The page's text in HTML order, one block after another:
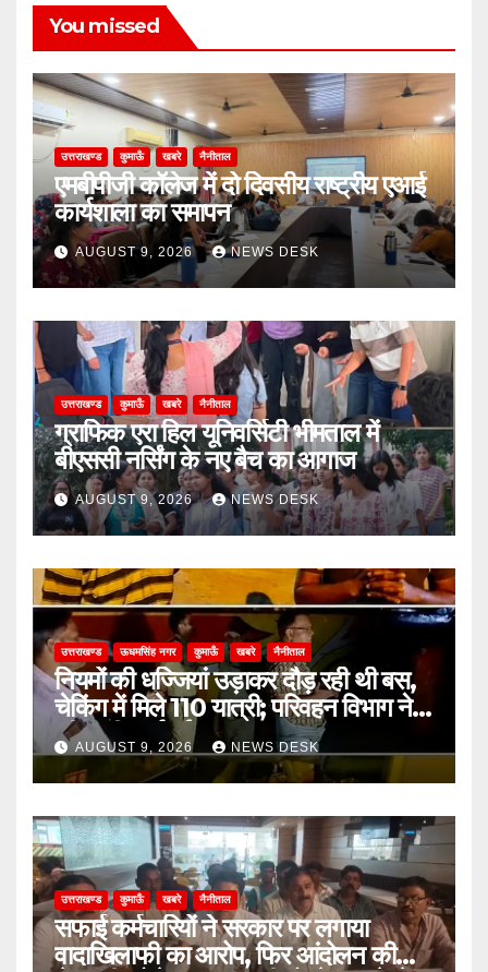
You missed
उत्तराखण्ड कुमाऊँ खबरे नैनीताल
एमबीपीजी कॉलेज में दो दिवसीय राष्ट्रीय एआई
कार्यशाला का समापन
AUGUST 9, 2026 NEWS DESK
उत्तराखण्ड कुमाऊँ खबरे नैनीताल
ग्राफिक एरा हिल यूनिवर्सिटी भीमताल में
बीएससी नर्सिंग के नए बैच का आगाज
AUGUST 9, 2026 NEWS DESK
उत्तराखण्ड ऊधमसिंह नगर कुमाऊँ खबरे नैनीताल
नियमों की धज्जियां उड़ाकर दौड़ रही थी बस,
चेकिंग में मिले 110 यात्री; परिवहन विभाग ने
की कड़ी कार्रवाई
AUGUST 9, 2026 NEWS DESK
उत्तराखण्ड कुमाऊँ खबरे नैनीताल
सफाई कर्मचारियों ने सरकार पर लगाया
वादाखिलाफी का आरोप, फिर आंदोलन की